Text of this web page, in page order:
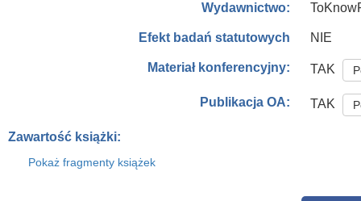
Wydawnictwo:
Efekt badań statutowych NIE
Materiał konferencyjny: TAK
Publikacja OA: TAK
Zawartość książki:
Pokaż fragmenty książek